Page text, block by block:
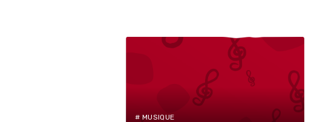
# MUSIQUE